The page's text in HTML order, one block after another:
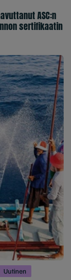
ASC:n
sertifikaatin
Uutinen